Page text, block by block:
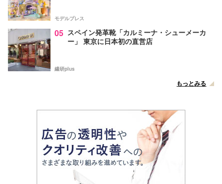
モデルプレス
05 スペイン発革靴「カルミーナ・シューメーカ
ー」 東京に日本初の直営店
繊研plus
もっとみる